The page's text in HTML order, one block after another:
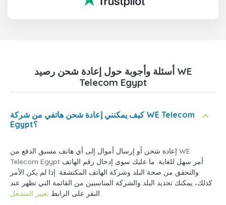
أسئلة وأجوبة حول إعادة شحن رصيد WE
Telecom Egypt
كيف يمكنني إعادة شحن هاتفي من شركة WE Telecom
Egypt؟
إعادة شحن أو إرسال أموال إلى أي هاتف مسبق الدفع من WE
Telecom Egypt أمر سهل للغاية. ما عليك سوى إدخال رقم الهاتف
والتحقق من صحة البلد وشركة الهاتف المكتشفة. إذا لم يكن الأمر
كذلك، يمكنك تحديد البلد والشركة المناسبين من القائمة التي تظهر عند
النقر على الرابط تغيير المشغل .